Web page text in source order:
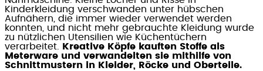
Kinderkleidung verschwanden unter hübschen
Aufnähern, die immer wieder verwendet werden
konnten, und nicht mehr gebrauchte Kleidung wurde
zu nützlichen Utensilien wie Küchentüchern
verarbeitet.
Kreative Köpfe kauften Stoffe als
Meterware und verwandelten sie mithilfe von
Schnittmustern in Kleider, Röcke und Oberteile.